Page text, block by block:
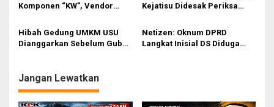
Komponen “KW”, Vendor
Ditolak
Kejatisu Didesak Periksa
Hibah Gedung UMKM USU
Dianggarkan Sebelum Gubsu
Rp100 M
Netizen: Oknum DPRD
Langkat Inisial DS Diduga
Jangan Lewatkan